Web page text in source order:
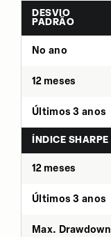
DESVIO
PADRÃO
No ano
12 meses
Últimos 3 anos
ÍNDICE SHARPE
12 meses
Últimos 3 anos
Max. Drawdown